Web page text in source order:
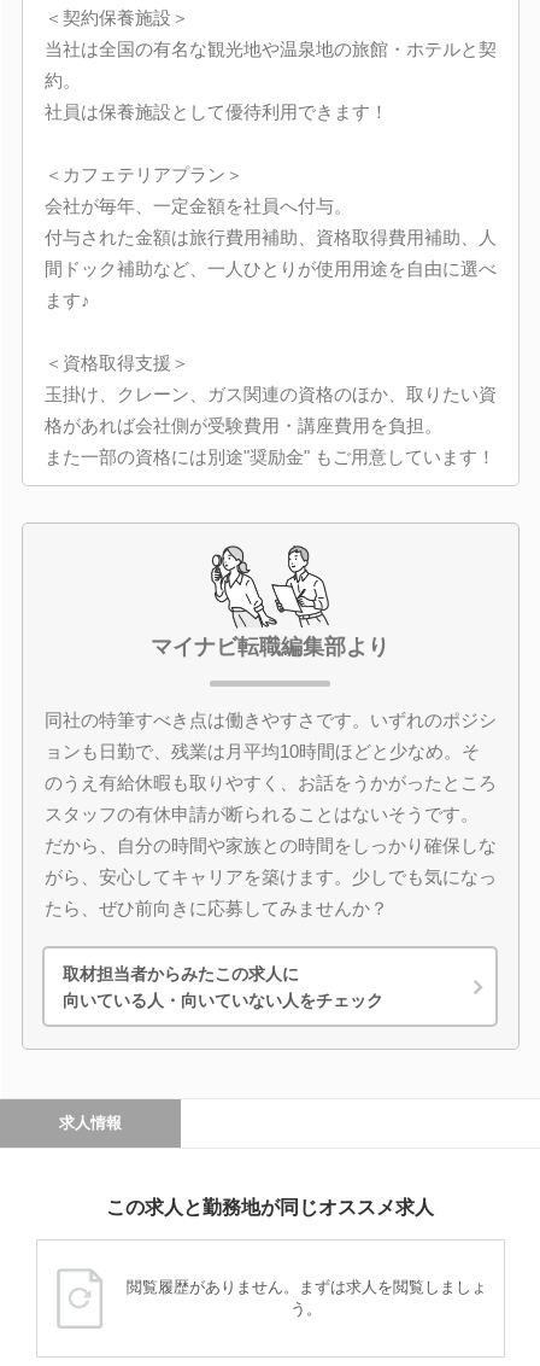
＜契約保養施設＞
当社は全国の有名な観光地や温泉地の旅館・ホテルと契
約。
社員は保養施設として優待利用できます！
＜カフェテリアプラン＞
会社が毎年、一定金額を社員へ付与。
付与された金額は旅行費用補助、資格取得費用補助、人
間ドック補助など、一人ひとりが使用用途を自由に選べ
ます♪
＜資格取得支援＞
玉掛け、クレーン、ガス関連の資格のほか、取りたい資
格があれば会社側が受験費用・講座費用を負担。
また一部の資格には別途"奨励金" もご用意しています！
マイナビ転職編集部より
同社の特筆すべき点は働きやすさです。いずれのポジシ
ョンも日勤で、残業は月平均10時間ほどと少なめ。そ
のうえ有給休暇も取りやすく、お話をうかがったところ
スタッフの有休申請が断られることはないそうです。
だから、自分の時間や家族との時間をしっかり確保しな
がら、安心してキャリアを築けます。少しでも気になっ
たら、ぜひ前向きに応募してみませんか？
取材担当者からみたこの求人に
向いている人・向いていない人をチェック
求人情報
この求人と勤務地が同じオススメ求人
閲覧履歴がありません。まずは求人を閲覧しましょ
う。